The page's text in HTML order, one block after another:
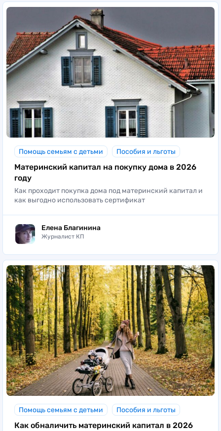
проведение работ, влекущих увеличение
размеров существующей жилплощади, —
объясняетадвокат Виктория Шакина
Реконструировать на средства материнского
капитала разрешено не квартиру, а только
индивидуальный жилой дом в собственности
заявителя. Увеличение жилплощади может
происходить за счет пристройки
дополнительного этажа, тамбура, мансарды и
так далее.
Кроме того, к реконструкции относятся:
• реорганизация пространства дома;
• переоборудование зоны чердака под жилую
зону;
• строительство инженерных систем и
коммуникаций;
• обновление всех несущих конструкций дома
или их некоторой части.
Обратите внимание, что не каждая дача с точки
зрения закона считается жилым домом.
Поэтому и материнский капитал потратить на
летний домик нельзя.
Помощь семьям с детьми Пособия и льготы
Материнский капитал на покупку дома в 2026
году
Как проходит покупка дома под материнский капитал и
как выгодно использовать сертификат
Елена Благинина
Журналист КП
Помощь семьям с детьми Пособия и льготы
Как обналичить материнский капитал в 2026